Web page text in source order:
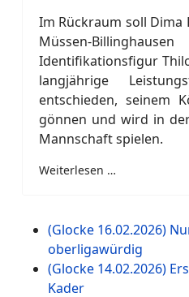
Im Rückraum soll Dima
Müssen-
Identifikationsfigur
langjährige
entschieden, seinem
gönnen und wird in
Mannschaft spielen.
Weiterlesen …
(Glocke 16.02.2026)
oberligawürdig
(Glocke 14.02.2026)
Kader